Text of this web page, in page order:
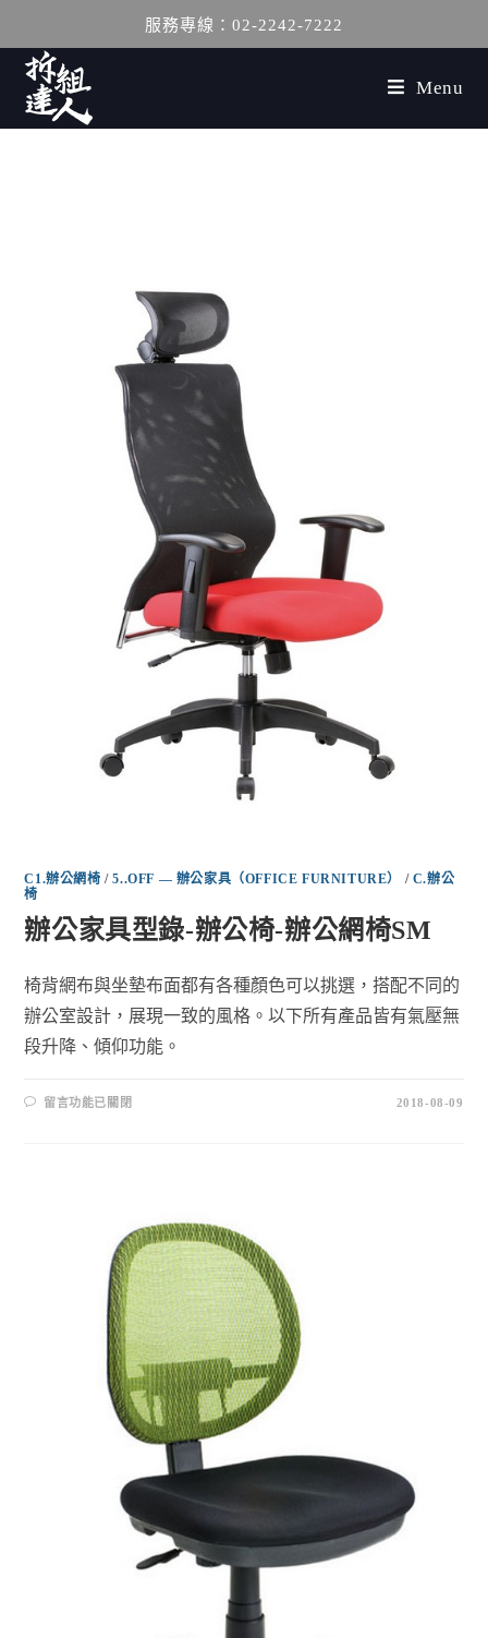
服務專線：02-2242-7222
Menu
C1.辦公網椅 /5..OFF — 辦公家具（OFFICE FURNITURE） / C.辦公
椅
辦公家具型錄-辦公椅-辦公網椅SM
椅背網布與坐墊布面都有各種顏色可以挑選，搭配不同的
辦公室設計，展現一致的風格。以下所有產品皆有氣壓無
段升降、傾仰功能。
留言功能已關閉 2018-08-09